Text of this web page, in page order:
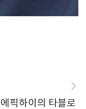
픽하이의 타블로